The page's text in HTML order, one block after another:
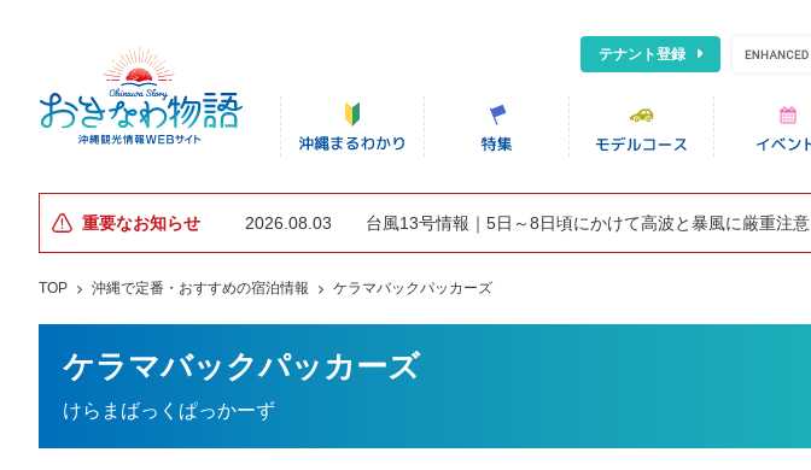
テナント登録
重要なお知らせ 2026.08.03 台風13号情報｜5日～8日頃にかけて高波と暴風に厳重注意
TOP 沖縄で定番・おすすめの宿泊情報 ケラマバックパッカーズ
ケラマバックパッカーズ
けらまばっくぱっかーず